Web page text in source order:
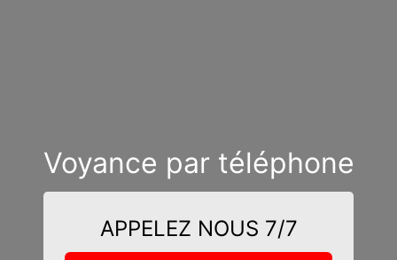
Voyance par téléphone
APPELEZ NOUS 7/7